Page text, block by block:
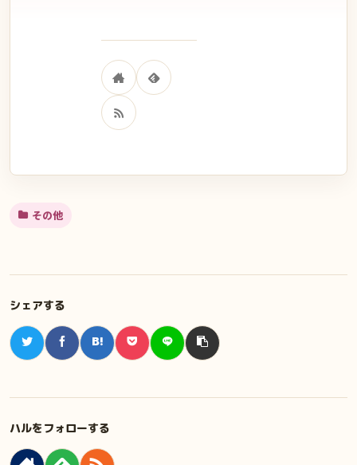
その他
シェアする
ハルをフォローする